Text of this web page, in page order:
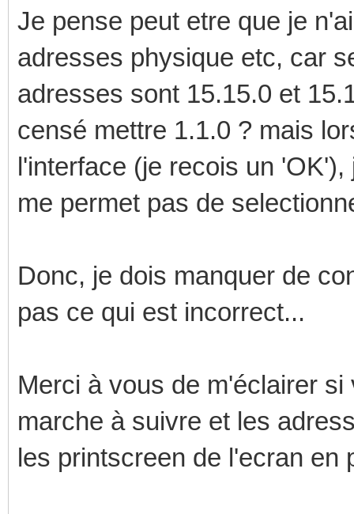
Je pense peut etre que je
adresses physique etc, car
adresses sont 15.15.0 et
censé mettre 1.1.0 ? mais
l'interface (je recois un
me permet pas de
Donc, je dois manquer de
pas ce qui est incorrect...
Merci à vous de m'éclairer
marche à suivre et les
les printscreen de l'ecran en